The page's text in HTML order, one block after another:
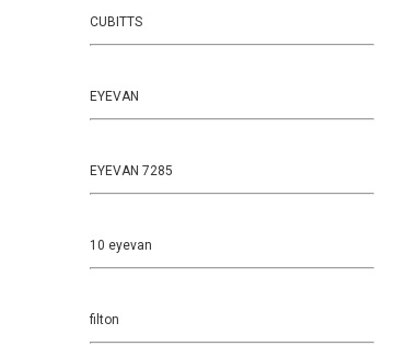
CUBITTS
EYEVAN
EYEVAN 7285
10 eyevan
filton